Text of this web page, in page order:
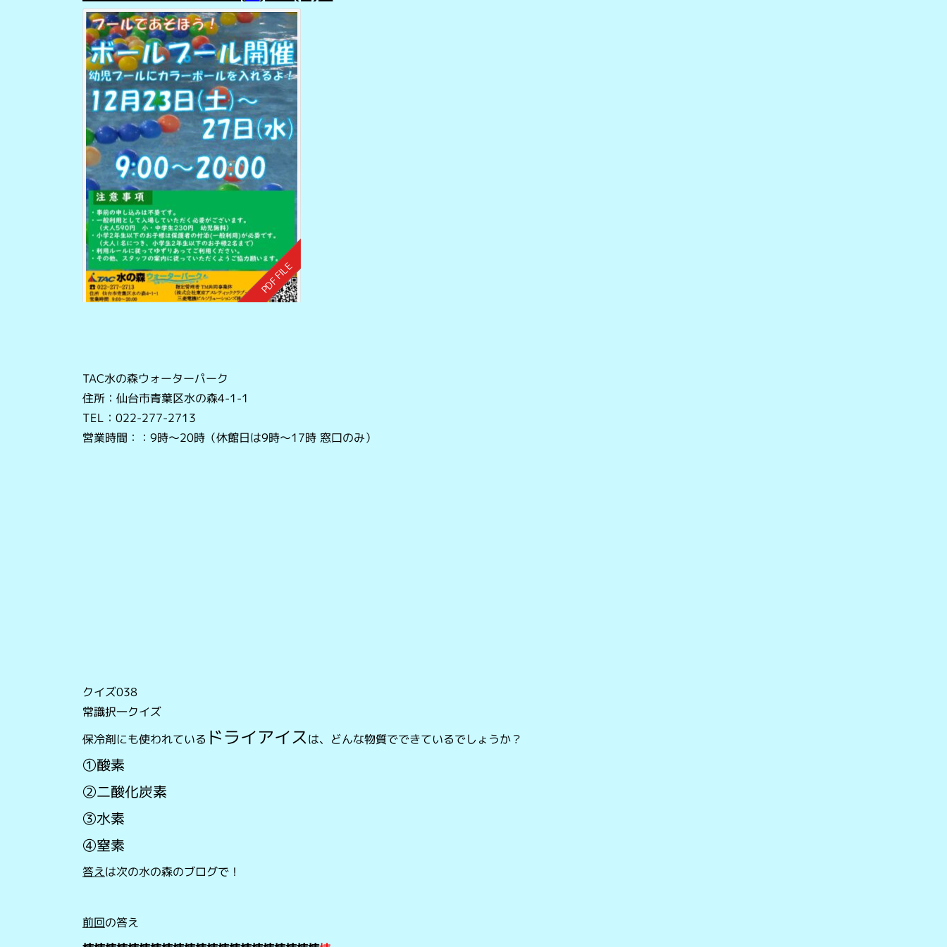
TAC水の森ウォーターパーク
住所：仙台市青葉区水の森4-1-1
TEL：022-277-2713
営業時間：：9時～20時（休館日は9時～17時 窓口のみ）
クイズ038
常識択一クイズ
保冷剤にも使われている ドライアイスは、どんな物質でできているでしょうか？
①酸素
②二酸化炭素
③水素
④窒素
答えは次の水の森のブログで！
前回の答え